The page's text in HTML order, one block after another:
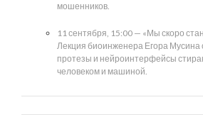
мошенников.
11 сентября, 15:00 — «Мы скоро
Лекция биоинженера Егора Мусина
протезы и нейроинтерфейсы
человеком и машиной.